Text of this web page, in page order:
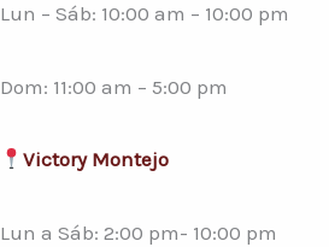
Lun – Sáb: 10:00 am – 10:00 pm
Dom: 11:00 am – 5:00 pm
Victory Montejo
Lun a Sáb: 2:00 pm- 10:00 pm